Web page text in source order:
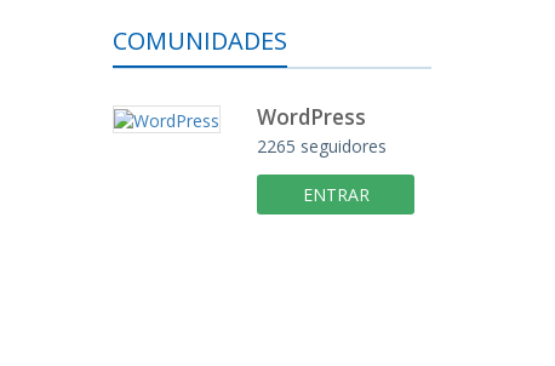
COMUNIDADES
WordPress
2265 seguidores
ENTRAR